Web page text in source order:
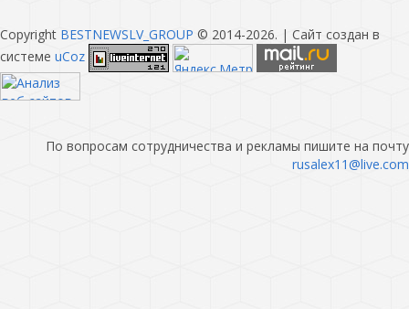
Copyright BESTNEWSLV_GROUP © 2014-2026. | Сайт создан в
системе uCoz
По вопросам сотрудничества и рекламы пишите на почту
rusalex11@live.com